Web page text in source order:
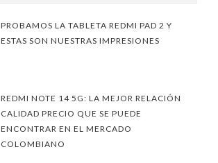
PROBAMOS LA TABLETA REDMI PAD 2 Y
ESTAS SON NUESTRAS IMPRESIONES
REDMI NOTE 14 5G: LA MEJOR RELACIÓN
CALIDAD PRECIO QUE SE PUEDE
ENCONTRAR EN EL MERCADO
COLOMBIANO